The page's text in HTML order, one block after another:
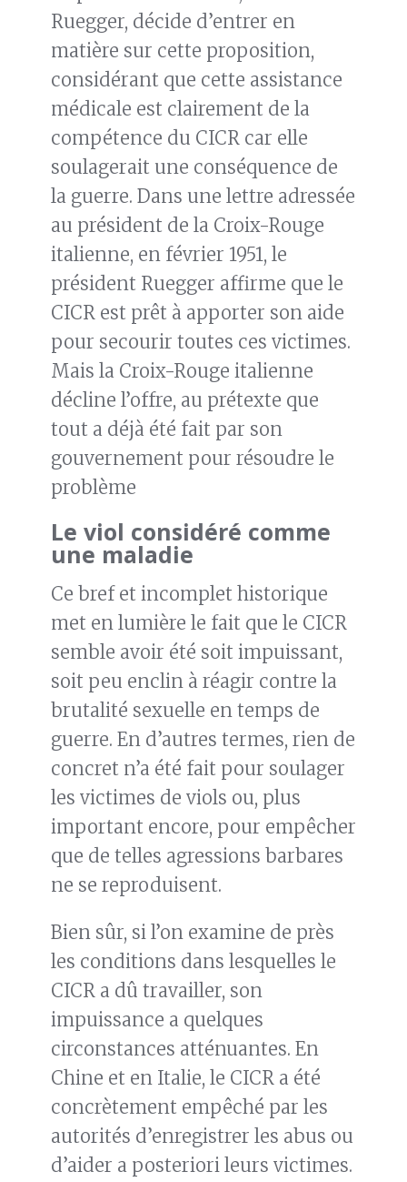
Ruegger, décide d’entrer en
matière sur cette proposition,
considérant que cette assistance
médicale est clairement de la
compétence du CICR car elle
soulagerait une conséquence de
la guerre. Dans une lettre adressée
au président de la Croix-Rouge
italienne, en février 1951, le
président Ruegger affirme que le
CICR est prêt à apporter son aide
pour secourir toutes ces victimes.
Mais la Croix-Rouge italienne
décline l’offre, au prétexte que
tout a déjà été fait par son
gouvernement pour résoudre le
problème
Le viol considéré comme
une maladie
Ce bref et incomplet historique
met en lumière le fait que le CICR
semble avoir été soit impuissant,
soit peu enclin à réagir contre la
brutalité sexuelle en temps de
guerre. En d’autres termes, rien de
concret n’a été fait pour soulager
les victimes de viols ou, plus
important encore, pour empêcher
que de telles agressions barbares
ne se reproduisent.
Bien sûr, si l’on examine de près
les conditions dans lesquelles le
CICR a dû travailler, son
impuissance a quelques
circonstances atténuantes. En
Chine et en Italie, le CICR a été
concrètement empêché par les
autorités d’enregistrer les abus ou
d’aider a posteriori leurs victimes.